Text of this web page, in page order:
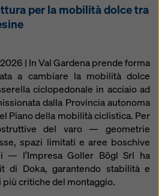
per la mobilità dolce tra
| In Val Gardena prende forma
a cambiare la mobilità dolce
ciclopedonale in acciaio ad
dalla Provincia autonoma
Piano della mobilità ciclistica. Per
del varo — geometrie
spazi limitati e aree boschive
— l’Impresa Goller Bögl Srl ha
di Doka, garantendo stabilità e
critiche del montaggio.